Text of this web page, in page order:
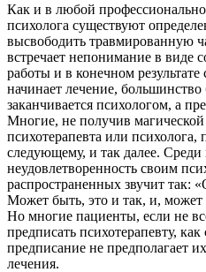
Как и в любой
психолога существуют
высвободить травмированную
встречает непонимание в виде
работы и в конечном
начинает лечение,
заканчивается психологом, а
Многие, не получив
психотерапевта или психолога,
следующему, и так далее.
неудовлетворенность своим
распространенных звучит так:
Может быть, это и так, и,
Но многие пациенты, если не
предписать психотерапевту,
предписание не предполагает
лечения.